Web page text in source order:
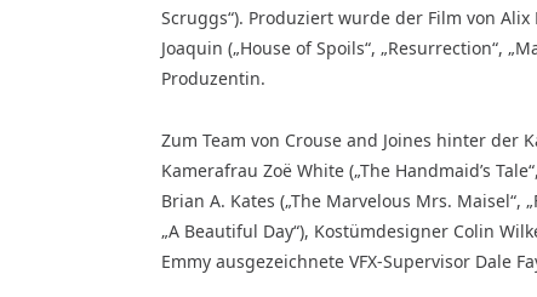
Scruggs“). Produziert wurde der Film von Alix
Joaquin („House of Spoils“, „Resurrection“,
Produzentin.
Zum Team von Crouse and Joines hinter der
Kamerafrau Zoë White („The Handmaid’s
Brian A. Kates („The Marvelous Mrs. Maisel“,
„A Beautiful Day“), Kostümdesigner Colin
Emmy ausgezeichnete VFX-Supervisor Dale